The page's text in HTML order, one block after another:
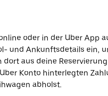
oder in der Uber App
und Ankunftsdetails ein,
aus deine
Konto hinterlegten
abholst.